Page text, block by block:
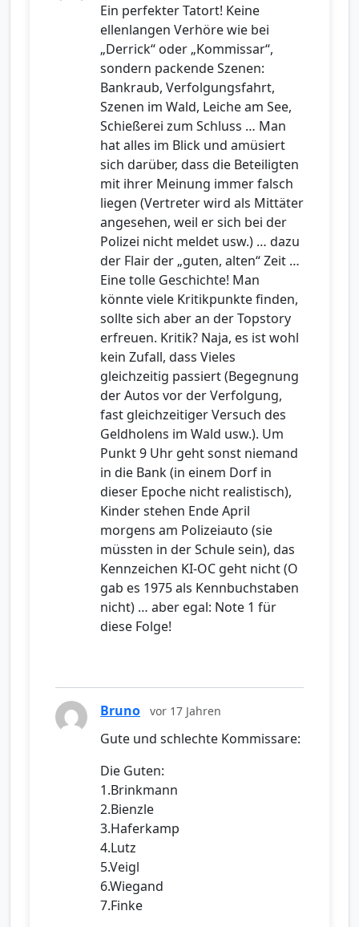
Ein perfekter Tatort! Keine
ellenlangen Verhöre wie bei
„Derrick“ oder „Kommissar“,
sondern packende Szenen:
Bankraub, Verfolgungsfahrt,
Szenen im Wald, Leiche am See,
Schießerei zum Schluss … Man
hat alles im Blick und amüsiert
sich darüber, dass die Beteiligten
mit ihrer Meinung immer falsch
liegen (Vertreter wird als Mittäter
angesehen, weil er sich bei der
Polizei nicht meldet usw.) … dazu
der Flair der „guten, alten“ Zeit …
Eine tolle Geschichte! Man
könnte viele Kritikpunkte finden,
sollte sich aber an der Topstory
erfreuen. Kritik? Naja, es ist wohl
kein Zufall, dass Vieles
gleichzeitig passiert (Begegnung
der Autos vor der Verfolgung,
fast gleichzeitiger Versuch des
Geldholens im Wald usw.). Um
Punkt 9 Uhr geht sonst niemand
in die Bank (in einem Dorf in
dieser Epoche nicht realistisch),
Kinder stehen Ende April
morgens am Polizeiauto (sie
müssten in der Schule sein), das
Kennzeichen KI-OC geht nicht (O
gab es 1975 als Kennbuchstaben
nicht) … aber egal: Note 1 für
diese Folge!
Bruno vor 17 Jahren
Gute und schlechte Kommissare:
Die Guten:
1.Brinkmann
2.Bienzle
3.Haferkamp
4.Lutz
5.Veigl
6.Wiegand
7.Finke